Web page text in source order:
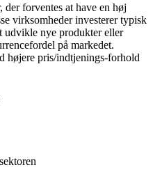
forventes at have en høj
virksomheder investerer typisk
nye produkter eller
på markedet.
højere pris/indtjenings-forhold